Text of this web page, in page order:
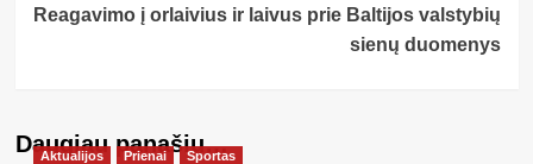
Reagavimo į orlaivius ir laivus prie Baltijos valstybių
sienų duomenys
Daugiau panašių…
Aktualijos Prienai Sportas